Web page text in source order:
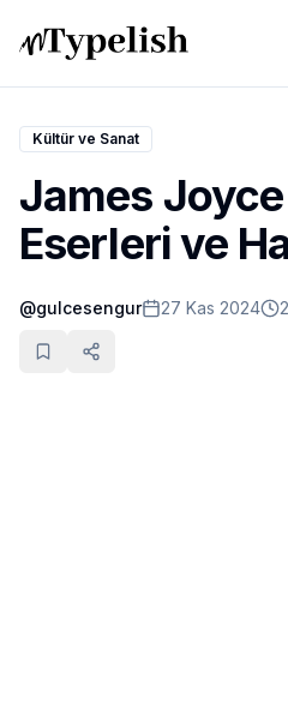
Dünya
Film ve Dizi
Kültür ve Sanat
Sağlık
Kültür ve Sanat
James
Eserleri ve
@gulcesengur 27 Kas 2024